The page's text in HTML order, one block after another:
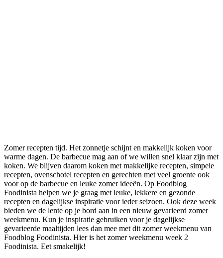
Zomer recepten tijd. Het zonnetje schijnt en makkelijk koken voor
warme dagen. De barbecue mag aan of we willen snel klaar zijn met
koken. We blijven daarom koken met makkelijke recepten, simpele
recepten, ovenschotel recepten en gerechten met veel groente ook
voor op de barbecue en leuke zomer ideeën. Op Foodblog
Foodinista helpen we je graag met leuke, lekkere en gezonde
recepten en dagelijkse inspiratie voor ieder seizoen. Ook deze week
bieden we de lente op je bord aan in een nieuw gevarieerd zomer
weekmenu. Kun je inspiratie gebruiken voor je dagelijkse
gevarieerde maaltijden lees dan mee met dit zomer weekmenu van
Foodblog Foodinista. Hier is het zomer weekmenu week 2
Foodinista. Eet smakelijk!